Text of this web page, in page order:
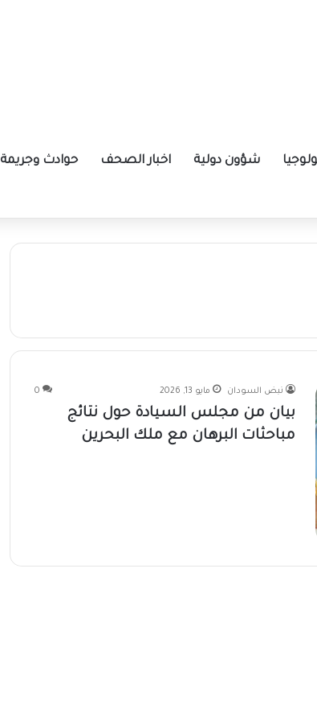
شؤون دولية اخبار الصحف حوادث وجريمة
عاجلاً
نبض السودان مايو 13, 2026 0
بيان من مجلس السيادة حول نتائج
مباحثات البرهان مع ملك البحرين